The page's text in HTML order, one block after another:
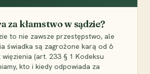
za kłamstwo w sądzie?
to nie zawsze przestępstwo, ale
świadka są zagrożone karą od 6
(art. 233 § 1 Kodeksu
kto i kiedy odpowiada za